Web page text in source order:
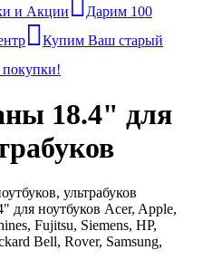
и Акции
Дарим 100
Купим Ваш старый
покупки!
18.4" для
ноутбуков Acer, Apple,
Fujitsu, Siemens, HP,
Bell, Rover, Samsung,